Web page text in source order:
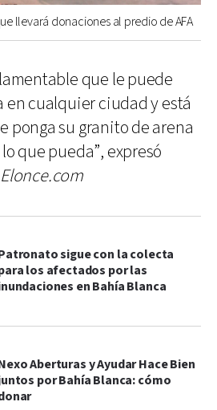
llevará donaciones al predio de AFA
que le puede
en cualquier ciudad y está
ponga su granito de arena
que pueda”, expresó
Elonce.com
sigue con la colecta
los afectados por las
en Bahía Blanca
Aberturas y Ayudar Hace Bien
por Bahía Blanca: cómo